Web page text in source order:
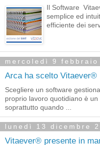
Il Software
semplice ed
efficiente dei
mercoledì 9 febbraio
Arca ha scelto Vitaever®
Scegliere un software
proprio lavoro quotidiano è
soprattutto quando ...
lunedì 13 dicembre
Vitaever® presente in